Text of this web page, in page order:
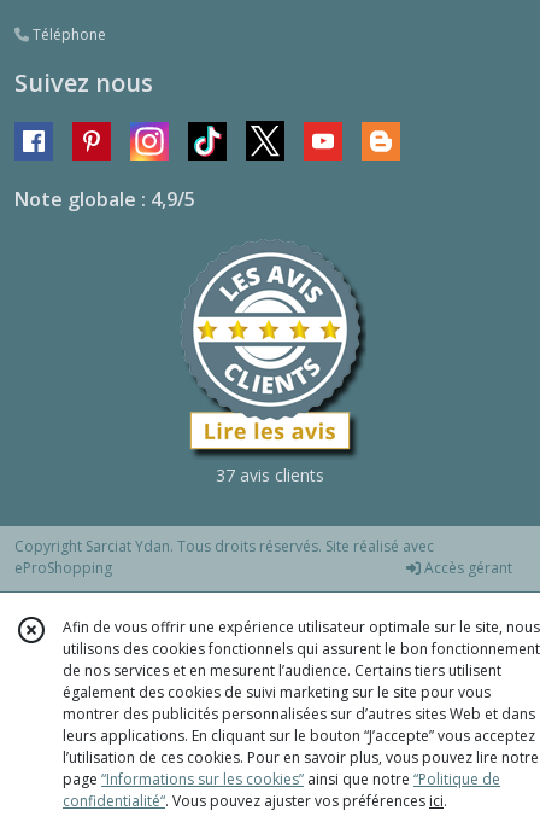
Téléphone
Suivez nous
Note globale : 4,9/5
37 avis clients
Copyright Sarciat Ydan. Tous droits réservés. Site réalisé avec
eProShopping
Accès gérant
Afin de vous offrir une expérience utilisateur optimale sur le site, nous
utilisons des cookies fonctionnels qui assurent le bon fonctionnement
de nos services et en mesurent l’audience. Certains tiers utilisent
également des cookies de suivi marketing sur le site pour vous
montrer des publicités personnalisées sur d’autres sites Web et dans
leurs applications. En cliquant sur le bouton “J’accepte” vous acceptez
l’utilisation de ces cookies. Pour en savoir plus, vous pouvez lire notre
page “Informations sur les cookies” ainsi que notre “Politique de
confidentialité“. Vous pouvez ajuster vos préférences ici.